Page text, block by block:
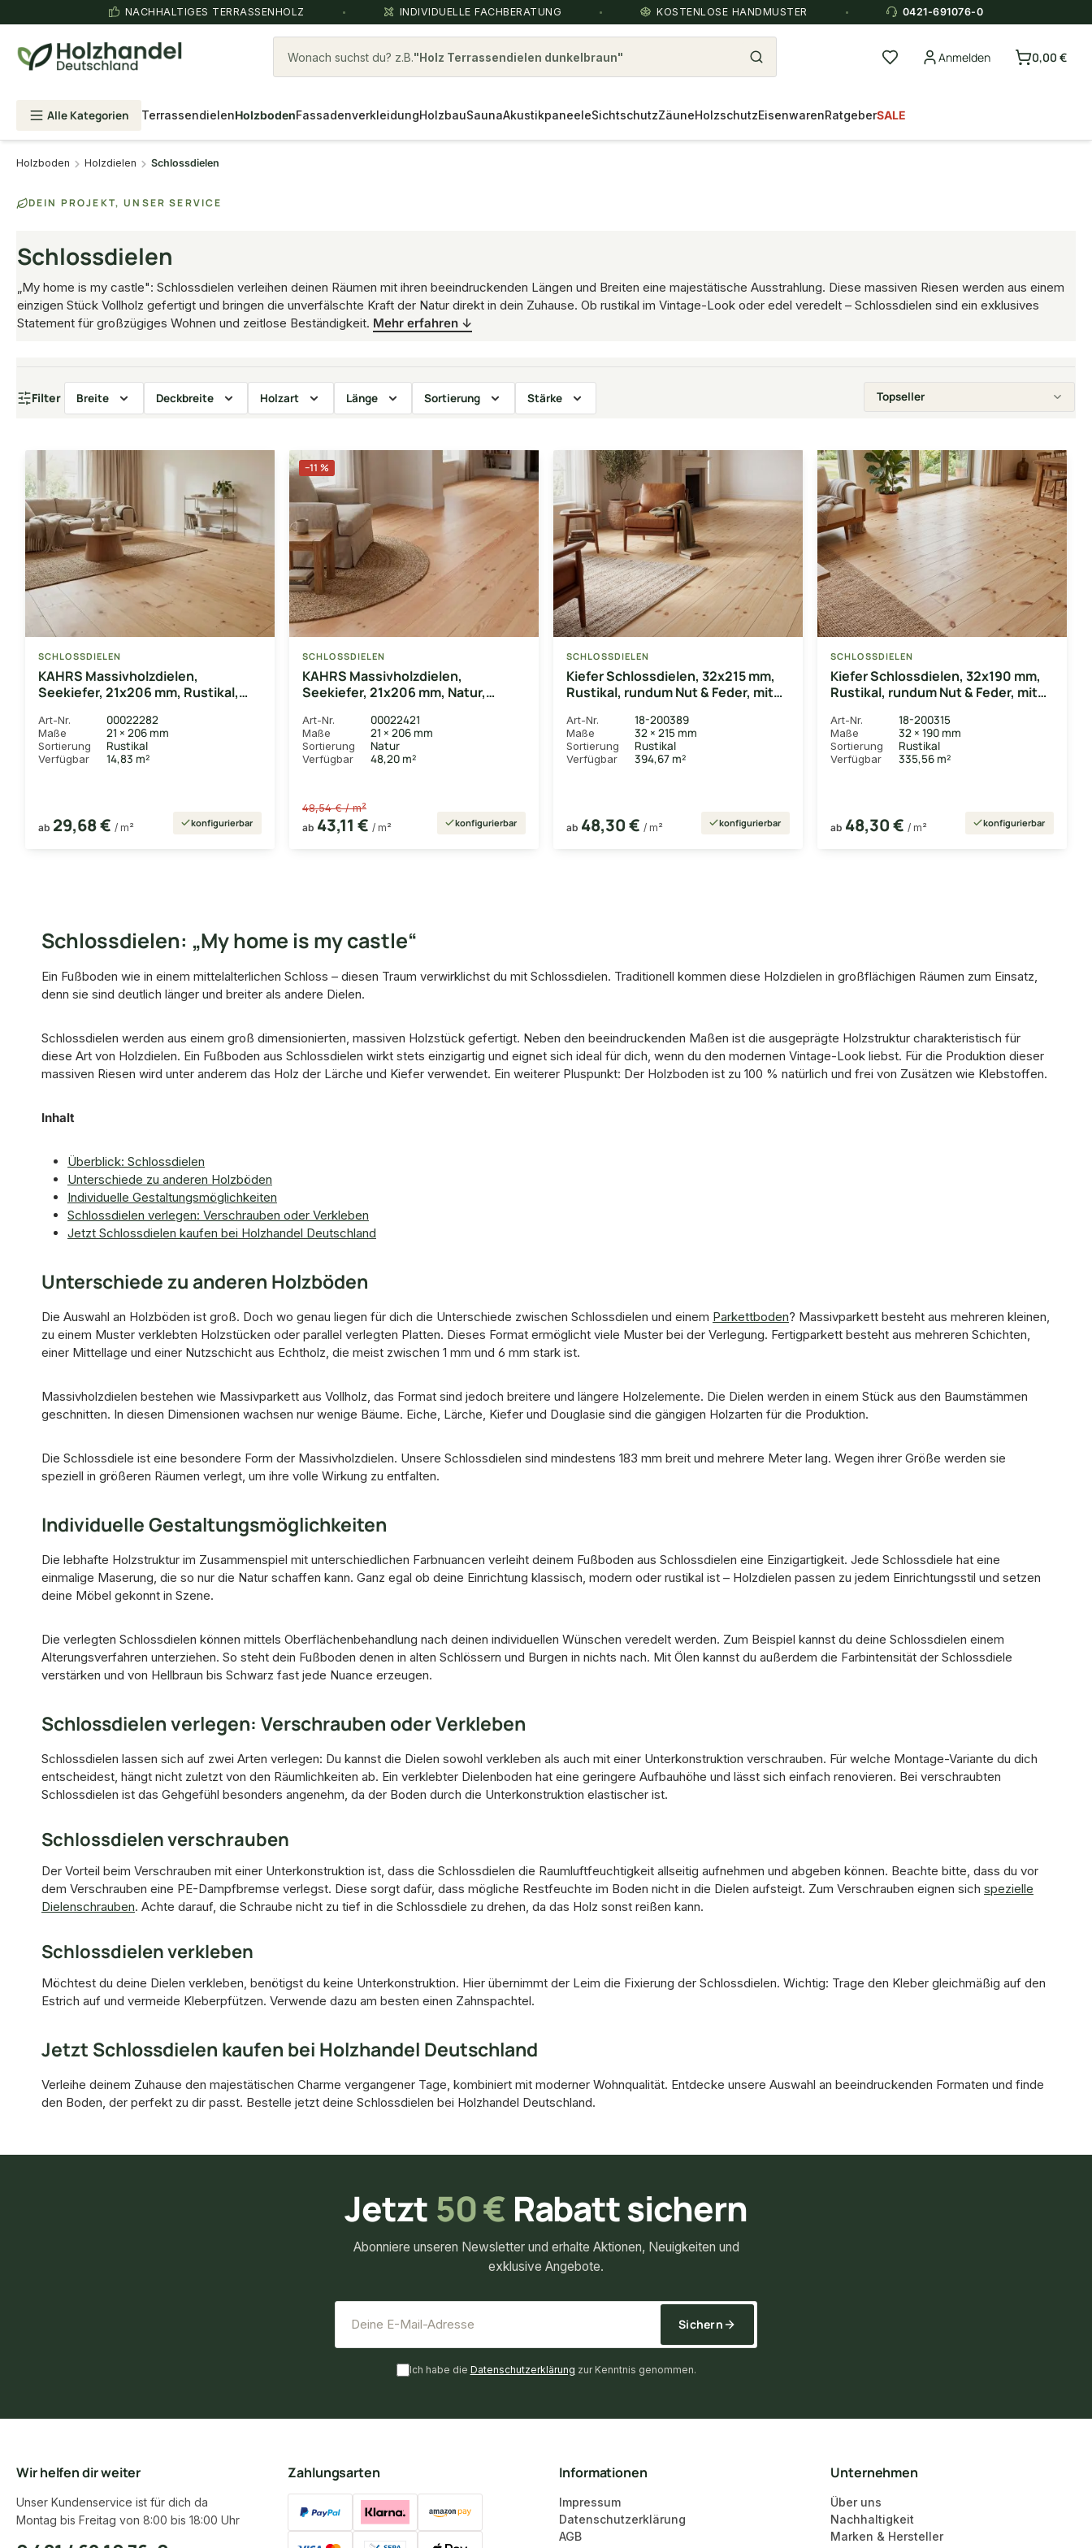
NACHHALTIGES TERRASSENHOLZ INDIVIDUELLE FACHBERATUNG KOSTENLOSE HANDMUSTER 0421-691076-0
Wonach suchst du? z.B. robinie Anmelden 0,00 €
Alle Kategorien TerrassendielenHolzbodenFassadenverkleidungHolzbauSaunaAkustikpaneeleSichtschutzZäuneHolzschutzEisenwarenRatgeberSALE
Holzboden Holzdielen Schlossdielen
DEIN PROJEKT, UNSER SERVICE
Schlossdielen
„My home is my castle": Schlossdielen verleihen deinen Räumen mit ihren beeindruckenden Längen und Breiten eine majestätische Ausstrahlung. Diese massiven Riesen werden aus einem
einzigen Stück Vollholz gefertigt und bringen die unverfälschte Kraft der Natur direkt in dein Zuhause. Ob rustikal im Vintage-Look oder edel veredelt – Schlossdielen sind ein exklusives
Statement für großzügiges Wohnen und zeitlose Beständigkeit. Mehr erfahren ↓
Filter Breite Deckbreite Holzart Länge Sortierung Stärke
SCHLOSSDIELEN
KAHRS Massivholzdielen,
Seekiefer, 21x206 mm, Rustikal,
Art-Nr. 00022282
Maße 21 × 206 mm
Sortierung Rustikal
Verfügbar 14,83 m²
ab 29,68 € / m² konfigurierbar
−11 %
SCHLOSSDIELEN
KAHRS Massivholzdielen,
Seekiefer, 21x206 mm, Natur,
Deckbreite 200 mm
Art-Nr. 00022421
Maße 21 × 206 mm
Sortierung Natur
Verfügbar 48,20 m²
48,54 € / m²
ab 43,11 € / m² konfigurierbar
SCHLOSSDIELEN
Kiefer Schlossdielen, 32x215 mm,
Rustikal, rundum Nut & Feder, mit
Art-Nr. 18-200389
Maße 32 × 215 mm
Sortierung Rustikal
Verfügbar 394,67 m²
ab 48,30 € / m² konfigurierbar
SCHLOSSDIELEN
Kiefer Schlossdielen, 32x190 mm,
Rustikal, rundum Nut & Feder, mit
Art-Nr. 18-200315
Maße 32 × 190 mm
Sortierung Rustikal
Verfügbar 335,56 m²
ab 48,30 € / m² konfigurierbar
Schlossdielen: „My home is my castle“
Ein Fußboden wie in einem mittelalterlichen Schloss – diesen Traum verwirklichst du mit Schlossdielen. Traditionell kommen diese Holzdielen in großflächigen Räumen zum Einsatz,
denn sie sind deutlich länger und breiter als andere Dielen.
Schlossdielen werden aus einem groß dimensionierten, massiven Holzstück gefertigt. Neben den beeindruckenden Maßen ist die ausgeprägte Holzstruktur charakteristisch für
diese Art von Holzdielen. Ein Fußboden aus Schlossdielen wirkt stets einzigartig und eignet sich ideal für dich, wenn du den modernen Vintage-Look liebst. Für die Produktion dieser
massiven Riesen wird unter anderem das Holz der Lärche und Kiefer verwendet. Ein weiterer Pluspunkt: Der Holzboden ist zu 100 % natürlich und frei von Zusätzen wie Klebstoffen.
Inhalt
Überblick: Schlossdielen
Unterschiede zu anderen Holzböden
Individuelle Gestaltungsmöglichkeiten
Schlossdielen verlegen: Verschrauben oder Verkleben
Jetzt Schlossdielen kaufen bei Holzhandel Deutschland
Unterschiede zu anderen Holzböden
Die Auswahl an Holzböden ist groß. Doch wo genau liegen für dich die Unterschiede zwischen Schlossdielen und einem Parkettboden? Massivparkett besteht aus mehreren kleinen,
zu einem Muster verklebten Holzstücken oder parallel verlegten Platten. Dieses Format ermöglicht viele Muster bei der Verlegung. Fertigparkett besteht aus mehreren Schichten,
einer Mittellage und einer Nutzschicht aus Echtholz, die meist zwischen 1 mm und 6 mm stark ist.
Massivholzdielen bestehen wie Massivparkett aus Vollholz, das Format sind jedoch breitere und längere Holzelemente. Die Dielen werden in einem Stück aus den Baumstämmen
geschnitten. In diesen Dimensionen wachsen nur wenige Bäume. Eiche, Lärche, Kiefer und Douglasie sind die gängigen Holzarten für die Produktion.
Die Schlossdiele ist eine besondere Form der Massivholzdielen. Unsere Schlossdielen sind mindestens 183 mm breit und mehrere Meter lang. Wegen ihrer Größe werden sie
speziell in größeren Räumen verlegt, um ihre volle Wirkung zu entfalten.
Individuelle Gestaltungsmöglichkeiten
Die lebhafte Holzstruktur im Zusammenspiel mit unterschiedlichen Farbnuancen verleiht deinem Fußboden aus Schlossdielen eine Einzigartigkeit. Jede Schlossdiele hat eine
einmalige Maserung, die so nur die Natur schaffen kann. Ganz egal ob deine Einrichtung klassisch, modern oder rustikal ist – Holzdielen passen zu jedem Einrichtungsstil und setzen
deine Möbel gekonnt in Szene.
Die verlegten Schlossdielen können mittels Oberflächenbehandlung nach deinen individuellen Wünschen veredelt werden. Zum Beispiel kannst du deine Schlossdielen einem
Alterungsverfahren unterziehen. So steht dein Fußboden denen in alten Schlössern und Burgen in nichts nach. Mit Ölen kannst du außerdem die Farbintensität der Schlossdiele
verstärken und von Hellbraun bis Schwarz fast jede Nuance erzeugen.
Schlossdielen verlegen: Verschrauben oder Verkleben
Schlossdielen lassen sich auf zwei Arten verlegen: Du kannst die Dielen sowohl verkleben als auch mit einer Unterkonstruktion verschrauben. Für welche Montage-Variante du dich
entscheidest, hängt nicht zuletzt von den Räumlichkeiten ab. Ein verklebter Dielenboden hat eine geringere Aufbauhöhe und lässt sich einfach renovieren. Bei verschraubten
Schlossdielen ist das Gehgefühl besonders angenehm, da der Boden durch die Unterkonstruktion elastischer ist.
Schlossdielen verschrauben
Der Vorteil beim Verschrauben mit einer Unterkonstruktion ist, dass die Schlossdielen die Raumluftfeuchtigkeit allseitig aufnehmen und abgeben können. Beachte bitte, dass du vor
dem Verschrauben eine PE-Dampfbremse verlegst. Diese sorgt dafür, dass mögliche Restfeuchte im Boden nicht in die Dielen aufsteigt. Zum Verschrauben eignen sich spezielle
Dielenschrauben. Achte darauf, die Schraube nicht zu tief in die Schlossdiele zu drehen, da das Holz sonst reißen kann.
Schlossdielen verkleben
Möchtest du deine Dielen verkleben, benötigst du keine Unterkonstruktion. Hier übernimmt der Leim die Fixierung der Schlossdielen. Wichtig: Trage den Kleber gleichmäßig auf den
Estrich auf und vermeide Kleberpfützen. Verwende dazu am besten einen Zahnspachtel.
Jetzt Schlossdielen kaufen bei Holzhandel Deutschland
Verleihe deinem Zuhause den majestätischen Charme vergangener Tage, kombiniert mit moderner Wohnqualität. Entdecke unsere Auswahl an beeindruckenden Formaten und finde
den Boden, der perfekt zu dir passt. Bestelle jetzt deine Schlossdielen bei Holzhandel Deutschland.
Jetzt 50 € Rabatt sichern
Abonniere unseren Newsletter und erhalte Aktionen, Neuigkeiten und
exklusive Angebote.
Sichern
Ich habe die Datenschutzerklärung zur Kenntnis genommen.
Wir helfen dir weiter
Unser Kundenservice ist für dich da
Montag bis Freitag von 8:00 bis 18:00 Uhr
Zahlungsarten Informationen
Impressum
Datenschutzerklärung
AGB
Unternehmen
Über uns
Nachhaltigkeit
Marken & Hersteller